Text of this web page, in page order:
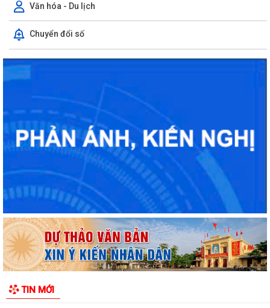
Văn hóa - Du lịch
Chuyển đổi số
TIN MỚI
Tuyển chọn thực sinh nam đi thực tập kỹ thuật tại Nhật Bản (Tháng
8/2026)
Rút ngắn thời gian giải quyết 7 thủ tục hộ kinh doanh
Lãnh đạo Sở Nội vụ Hải Phòng đối thoại với 130 doanh nghiệp
Hải Phòng giảm thời gian giải quyết từ 50% trở lên hơn 1.900 thủ tục
hành chính
Giữ 'lửa' nhân lực cấp xã